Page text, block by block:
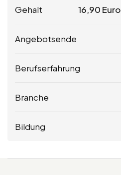
Gehalt 16,90 Euro
Angebotsende
Berufserfahrung
Branche
Bildung